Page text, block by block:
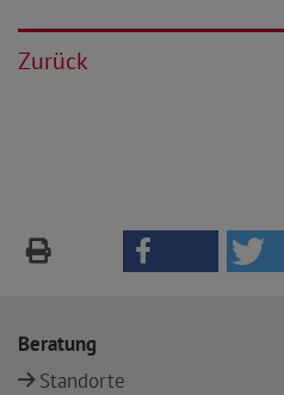
Zurück
Beratung
Standorte